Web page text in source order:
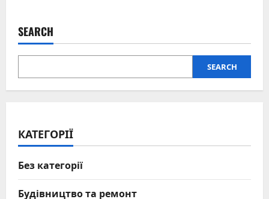
SEARCH
SEARCH
КАТЕГОРІЇ
Без категорії
Будівництво та ремонт